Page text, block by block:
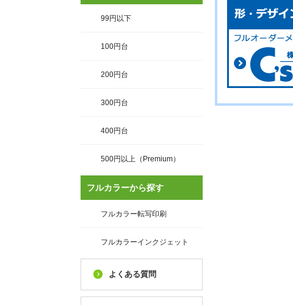
99円以下
100円台
200円台
300円台
400円台
500円以上（Premium）
フルカラーから探す
フルカラー転写印刷
フルカラーインクジェット
よくある質問